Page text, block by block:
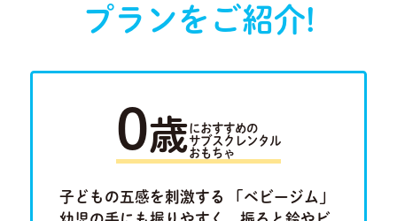
プランをご紹介!
0歳におすすめの
サブスクレンタル
おもちゃ
子どもの五感を刺激する 「ベビージム」